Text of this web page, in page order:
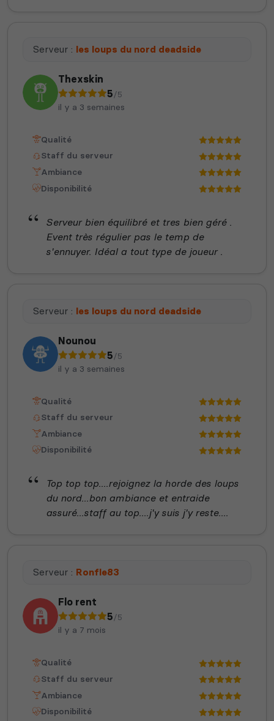
Serveur : les loups du nord deadside
Thexskin
5/5
il y a 3 semaines
Qualité
Staff du serveur
Ambiance
Disponibilité
Serveur bien équilibré et tres bien géré .
Event très régulier pas le temp de
s'ennuyer. Idéal a tout type de joueur .
Serveur : les loups du nord deadside
Nounou
5/5
il y a 3 semaines
Qualité
Staff du serveur
Ambiance
Disponibilité
Top top top....rejoignez la horde des loups
du nord...bon ambiance et entraide
assuré...staff au top....j'y suis j'y reste....
Serveur : Ronfle83
Flo rent
5/5
il y a 7 mois
Qualité
Staff du serveur
Ambiance
Disponibilité